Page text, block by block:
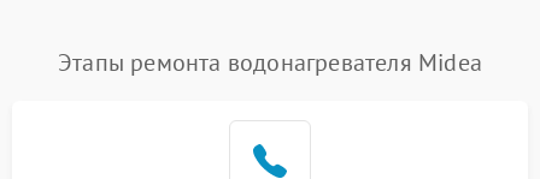
Этапы ремонта водонагревателя Midea